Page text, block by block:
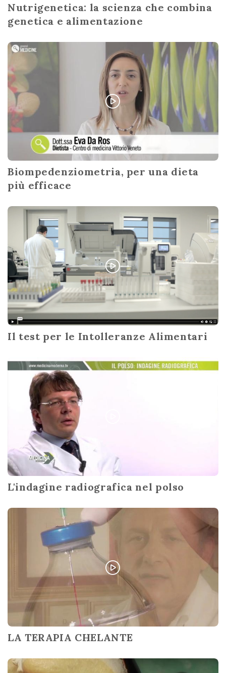
Nutrigenetica: la scienza che combina
genetica e alimentazione
Biompedenziometria, per una dieta
più efficace
Il test per le Intolleranze Alimentari
L'indagine radiografica nel polso
LA TERAPIA CHELANTE